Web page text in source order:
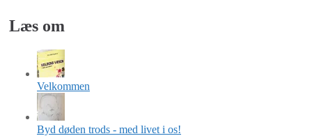
Læs om
Velkommen
Byd døden trods - med livet i os!